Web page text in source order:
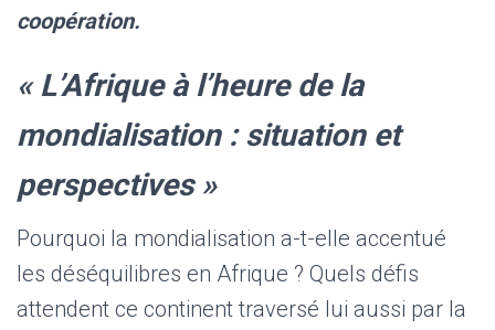
coopération.
« L’Afrique à l’heure de la
mondialisation : situation et
perspectives »
Pourquoi la mondialisation a-t-elle accentué
les déséquilibres en Afrique ? Quels défis
attendent ce continent traversé lui aussi par la